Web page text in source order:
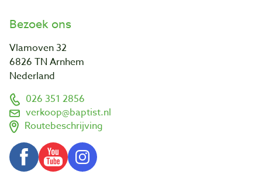
Bezoek ons
Vlamoven 32
6826 TN Arnhem
Nederland
026 351 2856
verkoop@baptist.nl
Routebeschrijving